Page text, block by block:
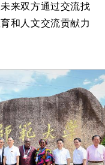
来双方通过交流找
和人文交流贡献力